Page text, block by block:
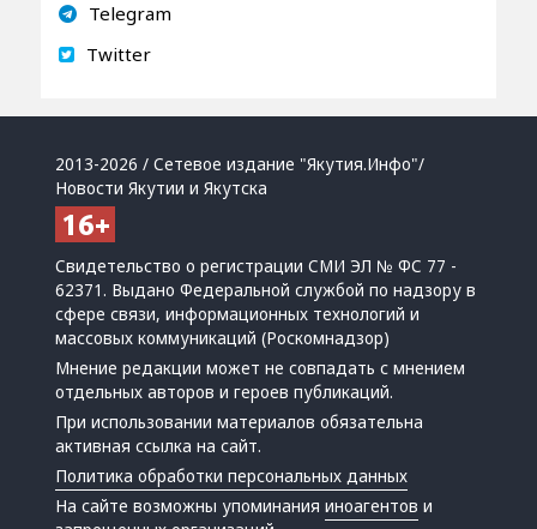
Telegram
Twitter
2013-2026 / Сетевое издание "Якутия.Инфо"/
Новости Якутии и Якутска
Свидетельство о регистрации СМИ ЭЛ № ФС 77 -
62371. Выдано Федеральной службой по надзору в
сфере связи, информационных технологий и
массовых коммуникаций (Роскомнадзор)
Мнение редакции может не совпадать с мнением
отдельных авторов и героев публикаций.
При использовании материалов обязательна
активная ссылка на сайт.
Политика обработки персональных данных
На сайте возможны упоминанияиноагентов и